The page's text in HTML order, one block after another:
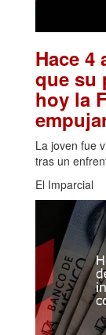
Hace 4
que su
hoy la
La joven fue
tras un
El Imparcial